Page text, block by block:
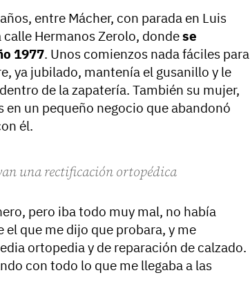
entre Mácher, con parada en Luis
Hermanos Zerolo, dondese
1977. Unos comienzos nada fáciles para
ya jubilado, mantenía el gusanillo y le
de la zapatería. También su mujer,
en un pequeño negocio que abandonó
él.
una rectificación ortopédica
pero iba todo muy mal, no había
que me dijo que probara, y me
ortopedia y de reparación de calzado.
con todo lo que me llegaba a las